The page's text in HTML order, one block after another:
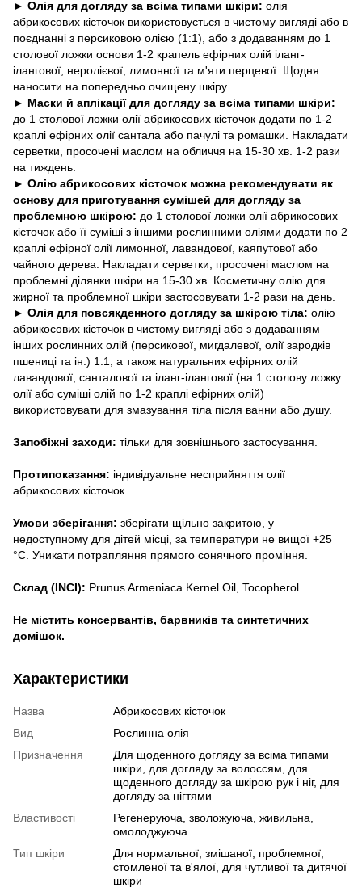
► Олія для догляду за всіма типами шкіри: олія
абрикосових кісточок використовується в чистому вигляді або в
поєднанні з персиковою олією (1:1), або з додаванням до 1
столової ложки основи 1-2 крапель ефірних олій іланг-
ілангової, неролієвої, лимонної та м'яти перцевої. Щодня
наносити на попередньо очищену шкіру.
► Маски й аплікації для догляду за всіма типами шкіри:
до 1 столової ложки олії абрикосових кісточок додати по 1-2
краплі ефірних олії сантала або пачулі та ромашки. Накладати
серветки, просочені маслом на обличчя на 15-30 хв. 1-2 рази
на тиждень.
► Олію абрикосових кісточок можна рекомендувати як
основу для приготування сумішей для догляду за
проблемною шкірою: до 1 столової ложки олії абрикосових
кісточок або її суміші з іншими рослинними оліями додати по 2
краплі ефірної олії лимонної, лавандової, каяпутової або
чайного дерева. Накладати серветки, просочені маслом на
проблемні ділянки шкіри на 15-30 хв. Косметичну олію для
жирної та проблемної шкіри застосовувати 1-2 рази на день.
► Олія для повсякденного догляду за шкірою тіла: олію
абрикосових кісточок в чистому вигляді або з додаванням
інших рослинних олій (персикової, мигдалевої, олії зародків
пшениці та ін.) 1:1, а також натуральних ефірних олій
лавандової, санталової та іланг-ілангової (на 1 столову ложку
олії або суміші олій по 1-2 краплі ефірних олій)
використовувати для змазування тіла після ванни або душу.
Запобіжні заходи: тільки для зовнішнього застосування.
Протипоказання: індивідуальне несприйняття олії
абрикосових кісточок.
Умови зберігання: зберігати щільно закритою, у
недоступному для дітей місці, за температури не вищої +25
°С. Уникати потрапляння прямого сонячного проміння.
Склад (INCI): Prunus Armeniaca Kernel Oil, Tocopherol.
Не містить консервантів, барвників та синтетичних
домішок.
Характеристики
Назва
Абрикосових кісточок
Вид
Рослинна олія
Призначення
Для щоденного догляду за всіма типами
шкіри, для догляду за волоссям, для
щоденного догляду за шкірою рук і ніг, для
догляду за нігтями
Властивості
Регенеруюча, зволожуюча, живильна,
омолоджуюча
Тип шкіри
Для нормальної, змішаної, проблемної,
стомленої та в'ялої, для чутливої та дитячої
шкіри